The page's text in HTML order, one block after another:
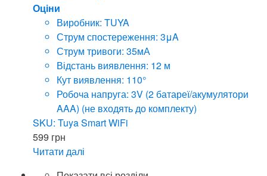
Оціни
Виробник: TUYA
Струм спостереження: 3μA
Струм тривоги: 35мА
Відстань виявлення: 12 м
Кут виявлення: 110°
Робоча напруга: 3V (2 батареї/акумулятори
AAA) (не входять до комплекту)
SKU: Tuya Smart WiFi
599 грн
Читати далі